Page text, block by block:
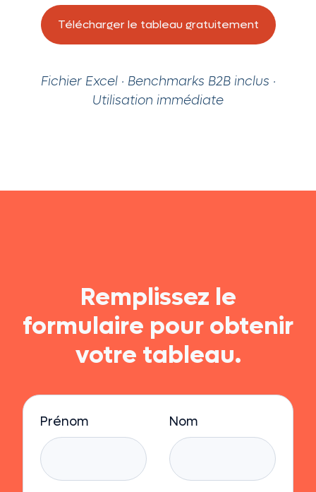
Télécharger le tableau gratuitement
Fichier Excel · Benchmarks B2B inclus ·
Utilisation immédiate
Remplissez le
formulaire pour obtenir
votre tableau.
Prénom Nom